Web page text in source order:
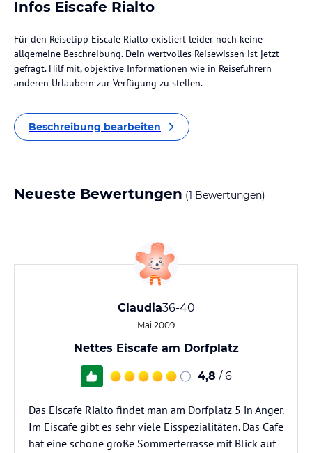
Infos Eiscafe Rialto
Für den Reisetipp Eiscafe Rialto existiert leider noch keine
allgemeine Beschreibung. Dein wertvolles Reisewissen ist jetzt
gefragt. Hilf mit, objektive Informationen wie in Reiseführern
anderen Urlaubern zur Verfügung zu stellen.
Beschreibung bearbeiten
Neueste Bewertungen (1 Bewertungen)
Claudia36-40
Mai 2009
Nettes Eiscafe am Dorfplatz
4,8 / 6
Das Eiscafe Rialto findet man am Dorfplatz 5 in Anger.
Im Eiscafe gibt es sehr viele Eisspezialitäten. Das Cafe
hat eine schöne große Sommerterrasse mit Blick auf